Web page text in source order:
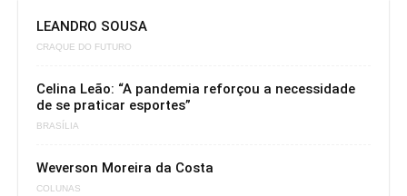
LEANDRO SOUSA
CRAQUE DO FUTURO
Celina Leão: “A pandemia reforçou a necessidade
de se praticar esportes”
BRASÍLIA
Weverson Moreira da Costa
COLUNAS